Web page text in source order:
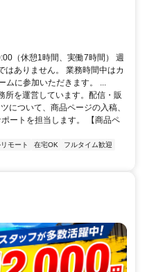
（休憩1時間、実働7時間） 週
はありません。 業務時間中はカ
ムに参加いただきます。 ...
所を運営しています。配信・販
について、商品ページの入稿、
ートを担当します。 【商品ペ
モート 在宅OK
フルタイム歓迎